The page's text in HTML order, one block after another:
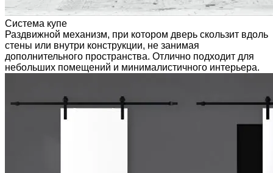
Система купе
Раздвижной механизм, при котором дверь скользит вдоль
стены или внутри конструкции, не занимая
дополнительного пространства. Отлично подходит для
небольших помещений и минималистичного интерьера.